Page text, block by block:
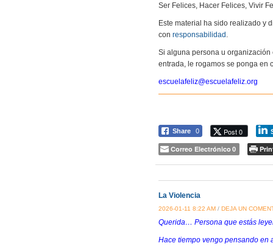
Ser Felices, Hacer Felices, Vivir
Este material ha sido realizado y
con responsabilidad.
Si alguna persona u
entrada, le rogamos se ponga en
escuelafeliz@escuelafeliz.org
Share 0 Post 0
Correo Electrónico 0
La Violencia
2026-01-11 8:22 AM / DEJA UN
Querida… Persona que estás
Hace tiempo vengo pensando en